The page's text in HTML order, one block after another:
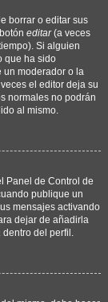
borrar o editar sus
editar(a veces
Si alguien
que ha sido
un moderador o la
el editor deja su
normales no podrán
al mismo.
Panel de Control de
publique un
mensajes activando
dejar de añadirla
dentro del perfil.